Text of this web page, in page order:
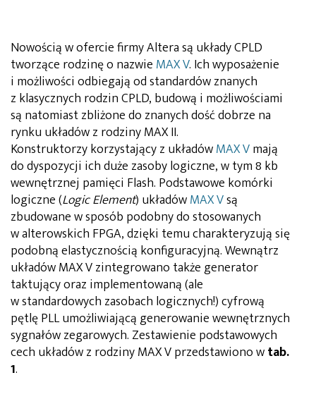
Nowością w ofercie firmy Altera są układy CPLD
tworzące rodzinę o nazwie MAX V. Ich wyposażenie
i możliwości odbiegają od standardów znanych
z klasycznych rodzin CPLD, budową i możliwościami
są natomiast zbliżone do znanych dość dobrze na
rynku układów z rodziny MAX II.
Konstruktorzy korzystający z układówMAX Vmają
do dyspozycji ich duże zasoby logiczne, w tym 8 kb
wewnętrznej pamięci Flash. Podstawowe komórki
logiczne (Logic Element) układówMAX Vsą
zbudowane w sposób podobny do stosowanych
w alterowskich FPGA, dzięki temu charakteryzują się
podobną elastycznością konfiguracyjną. Wewnątrz
układów MAX V zintegrowano także generator
taktujący oraz implementowaną (ale
w standardowych zasobach logicznych!) cyfrową
pętlę PLL umożliwiającą generowanie wewnętrznych
sygnałów zegarowych. Zestawienie podstawowych
cech układów z rodziny MAX V przedstawiono wtab.
1.